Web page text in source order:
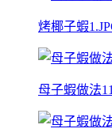
烤椰子蝦
母子蝦做法